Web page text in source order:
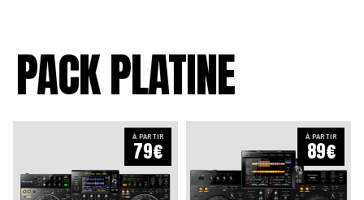
PACK PLATINE
À PARTIR
79€
À PARTIR
89€